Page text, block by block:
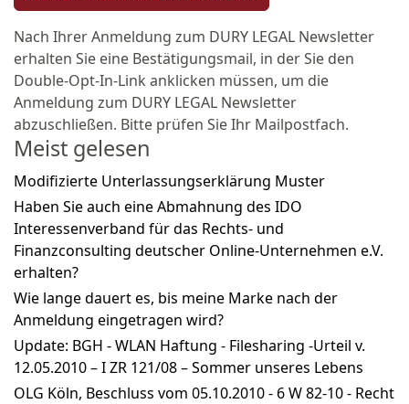
Nach Ihrer Anmeldung zum DURY LEGAL Newsletter
erhalten Sie eine Bestätigungsmail, in der Sie den
Double-Opt-In-Link anklicken müssen, um die
Anmeldung zum DURY LEGAL Newsletter
abzuschließen. Bitte prüfen Sie Ihr Mailpostfach.
Meist gelesen
Modifizierte Unterlassungserklärung Muster
Haben Sie auch eine Abmahnung des IDO
Interessenverband für das Rechts- und
Finanzconsulting deutscher Online-Unternehmen e.V.
erhalten?
Wie lange dauert es, bis meine Marke nach der
Anmeldung eingetragen wird?
Update: BGH - WLAN Haftung - Filesharing -Urteil v.
12.05.2010 – I ZR 121/08 – Sommer unseres Lebens
OLG Köln, Beschluss vom 05.10.2010 - 6 W 82-10 - Recht